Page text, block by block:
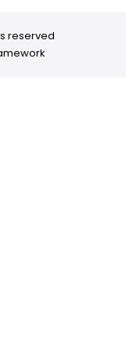
reserved